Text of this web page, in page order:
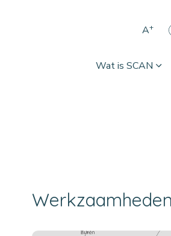
A+
Wat is SCAN